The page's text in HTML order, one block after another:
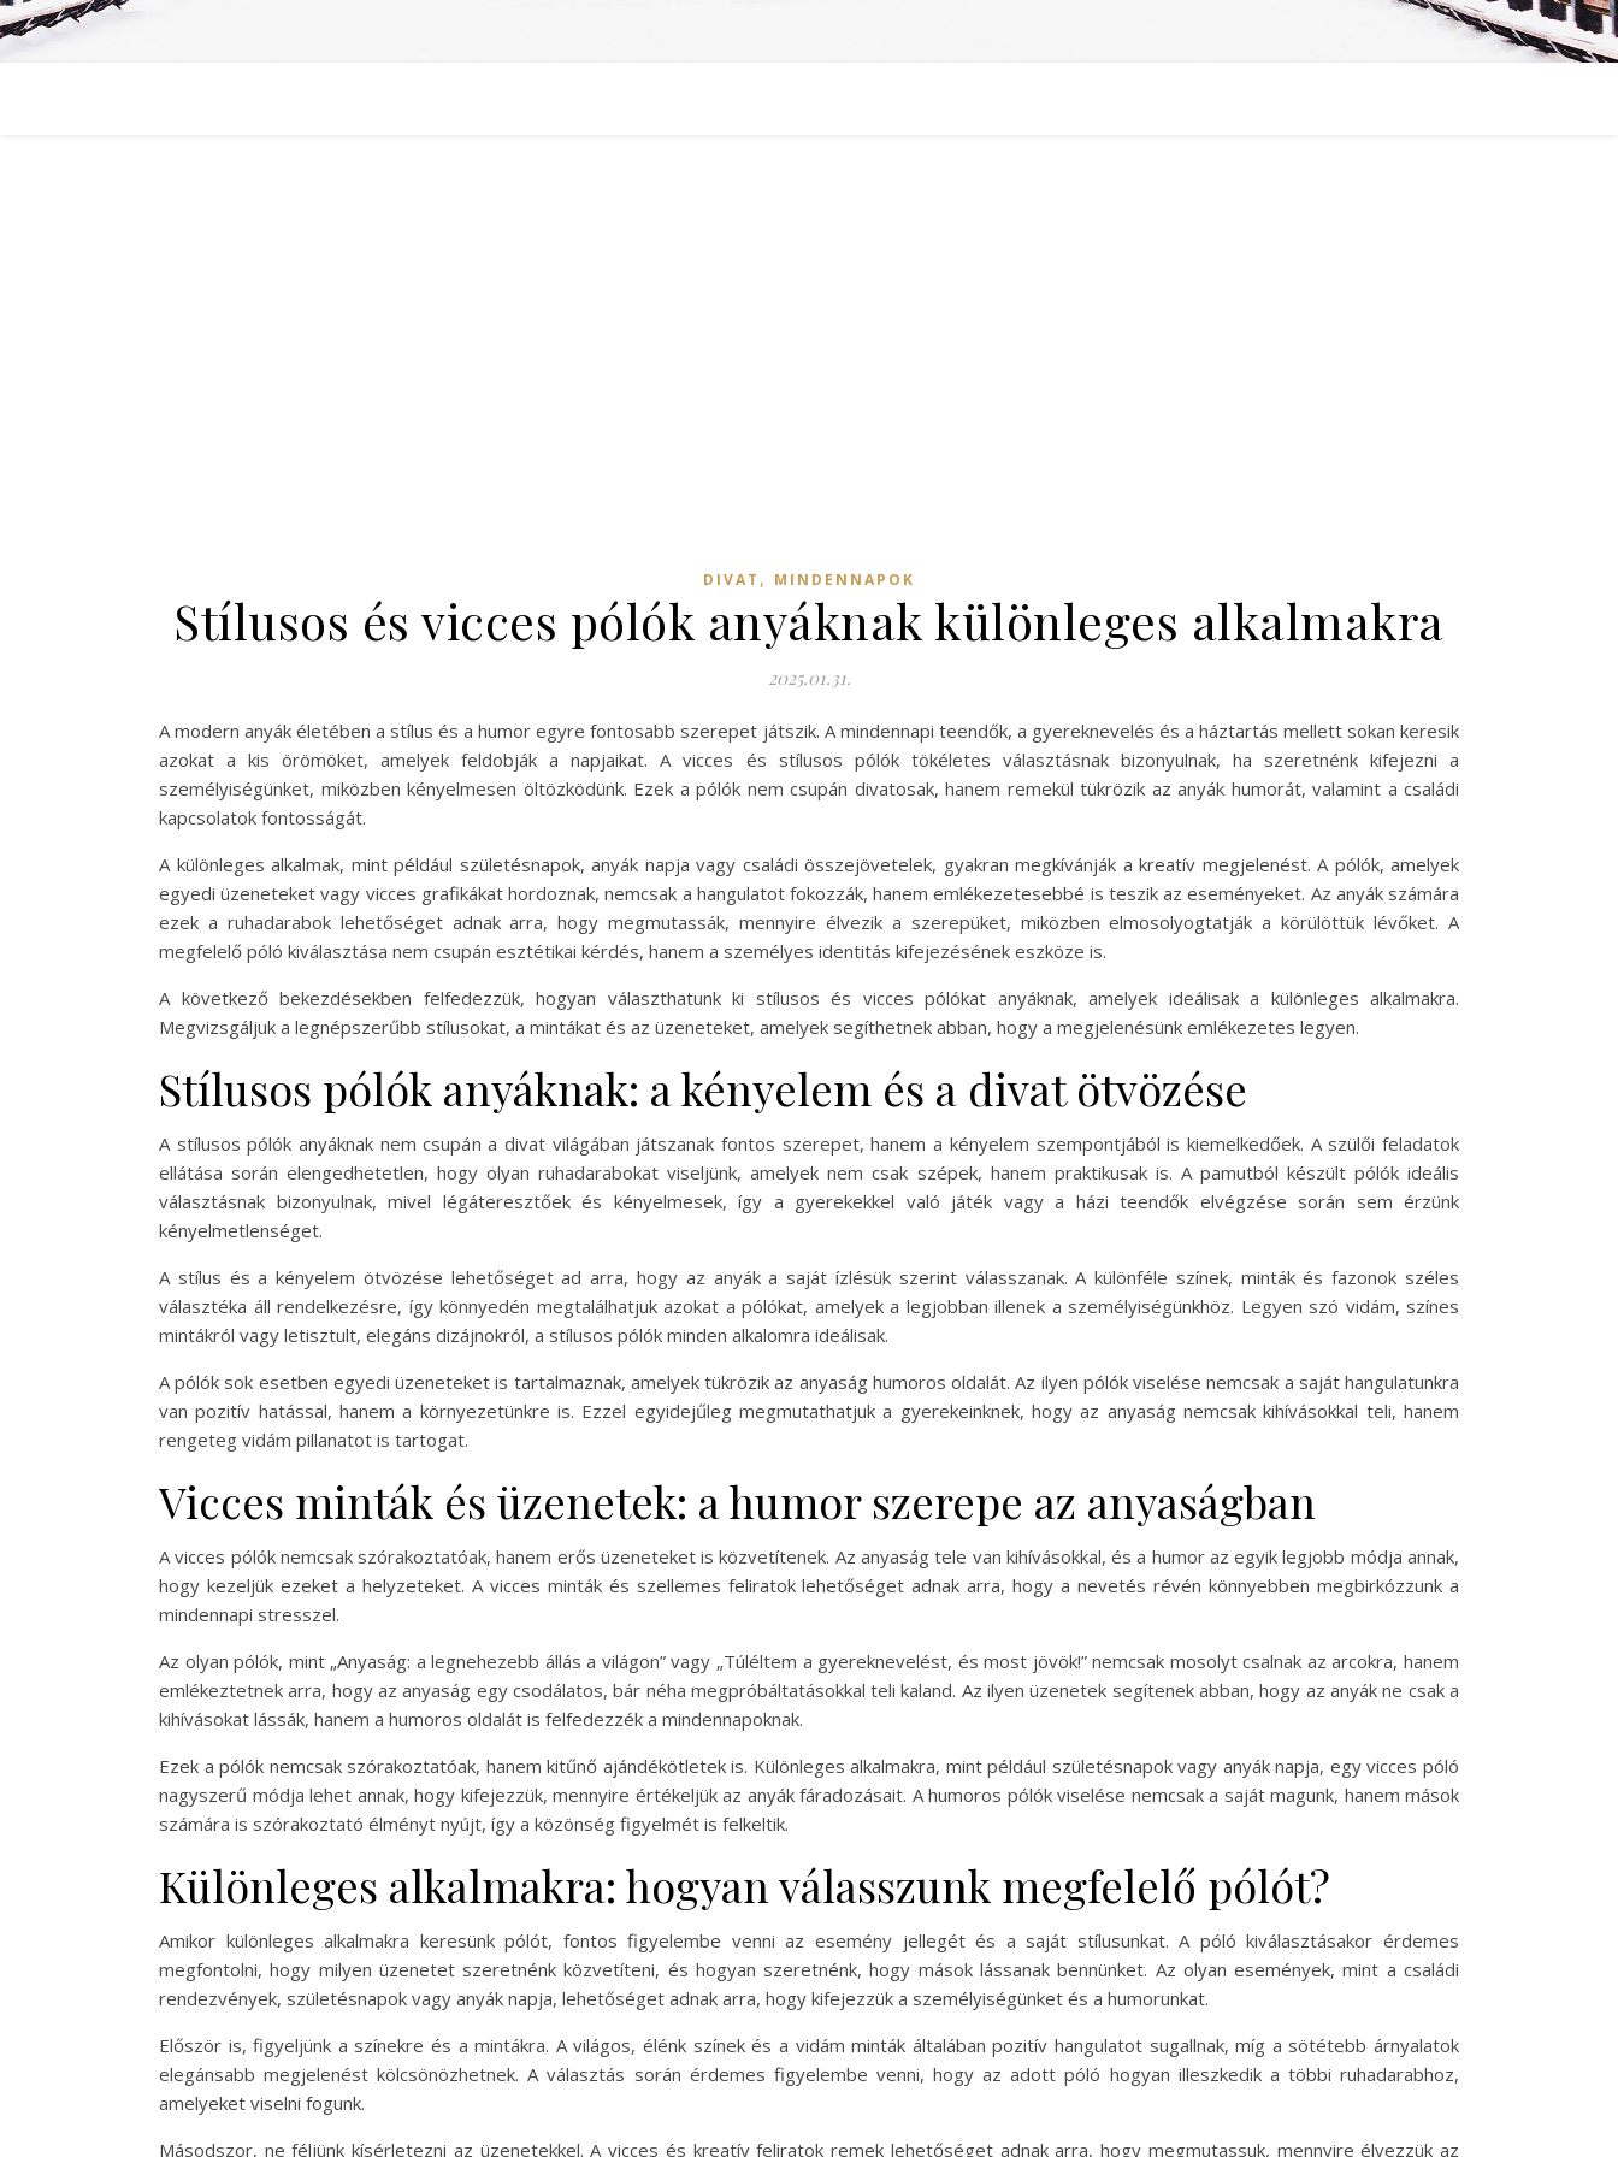
DIVAT , MINDENNAPOK
Stílusos és vicces pólók anyáknak különleges alkalmakra
2025.01.31.
A modern anyák életében a stílus és a humor egyre fontosabb szerepet játszik. A mindennapi teendők, a gyereknevelés és a háztartás mellett sokan keresik
azokat a kis örömöket, amelyek feldobják a napjaikat. A vicces és stílusos pólók tökéletes választásnak bizonyulnak, ha szeretnénk kifejezni a
személyiségünket, miközben kényelmesen öltözködünk. Ezek a pólók nem csupán divatosak, hanem remekül tükrözik az anyák humorát, valamint a családi
kapcsolatok fontosságát.
A különleges alkalmak, mint például születésnapok, anyák napja vagy családi összejövetelek, gyakran megkívánják a kreatív megjelenést. A pólók, amelyek
egyedi üzeneteket vagy vicces grafikákat hordoznak, nemcsak a hangulatot fokozzák, hanem emlékezetesebbé is teszik az eseményeket. Az anyák számára
ezek a ruhadarabok lehetőséget adnak arra, hogy megmutassák, mennyire élvezik a szerepüket, miközben elmosolyogtatják a körülöttük lévőket. A
megfelelő póló kiválasztása nem csupán esztétikai kérdés, hanem a személyes identitás kifejezésének eszköze is.
A következő bekezdésekben felfedezzük, hogyan választhatunk ki stílusos és vicces pólókat anyáknak, amelyek ideálisak a különleges alkalmakra.
Megvizsgáljuk a legnépszerűbb stílusokat, a mintákat és az üzeneteket, amelyek segíthetnek abban, hogy a megjelenésünk emlékezetes legyen.
Stílusos pólók anyáknak: a kényelem és a divat ötvözése
A stílusos pólók anyáknak nem csupán a divat világában játszanak fontos szerepet, hanem a kényelem szempontjából is kiemelkedőek. A szülői feladatok
ellátása során elengedhetetlen, hogy olyan ruhadarabokat viseljünk, amelyek nem csak szépek, hanem praktikusak is. A pamutból készült pólók ideális
választásnak bizonyulnak, mivel légáteresztőek és kényelmesek, így a gyerekekkel való játék vagy a házi teendők elvégzése során sem érzünk
kényelmetlenséget.
A stílus és a kényelem ötvözése lehetőséget ad arra, hogy az anyák a saját ízlésük szerint válasszanak. A különféle színek, minták és fazonok széles
választéka áll rendelkezésre, így könnyedén megtalálhatjuk azokat a pólókat, amelyek a legjobban illenek a személyiségünkhöz. Legyen szó vidám, színes
mintákról vagy letisztult, elegáns dizájnokról, a stílusos pólók minden alkalomra ideálisak.
A pólók sok esetben egyedi üzeneteket is tartalmaznak, amelyek tükrözik az anyaság humoros oldalát. Az ilyen pólók viselése nemcsak a saját hangulatunkra
van pozitív hatással, hanem a környezetünkre is. Ezzel egyidejűleg megmutathatjuk a gyerekeinknek, hogy az anyaság nemcsak kihívásokkal teli, hanem
rengeteg vidám pillanatot is tartogat.
Vicces minták és üzenetek: a humor szerepe az anyaságban
A vicces pólók nemcsak szórakoztatóak, hanem erős üzeneteket is közvetítenek. Az anyaság tele van kihívásokkal, és a humor az egyik legjobb módja annak,
hogy kezeljük ezeket a helyzeteket. A vicces minták és szellemes feliratok lehetőséget adnak arra, hogy a nevetés révén könnyebben megbirkózzunk a
mindennapi stresszel.
Az olyan pólók, mint „Anyaság: a legnehezebb állás a világon” vagy „Túléltem a gyereknevelést, és most jövök!” nemcsak mosolyt csalnak az arcokra, hanem
emlékeztetnek arra, hogy az anyaság egy csodálatos, bár néha megpróbáltatásokkal teli kaland. Az ilyen üzenetek segítenek abban, hogy az anyák ne csak a
kihívásokat lássák, hanem a humoros oldalát is felfedezzék a mindennapoknak.
Ezek a pólók nemcsak szórakoztatóak, hanem kitűnő ajándékötletek is. Különleges alkalmakra, mint például születésnapok vagy anyák napja, egy vicces póló
nagyszerű módja lehet annak, hogy kifejezzük, mennyire értékeljük az anyák fáradozásait. A humoros pólók viselése nemcsak a saját magunk, hanem mások
számára is szórakoztató élményt nyújt, így a közönség figyelmét is felkeltik.
Különleges alkalmakra: hogyan válasszunk megfelelő pólót?
Amikor különleges alkalmakra keresünk pólót, fontos figyelembe venni az esemény jellegét és a saját stílusunkat. A póló kiválasztásakor érdemes
megfontolni, hogy milyen üzenetet szeretnénk közvetíteni, és hogyan szeretnénk, hogy mások lássanak bennünket. Az olyan események, mint a családi
rendezvények, születésnapok vagy anyák napja, lehetőséget adnak arra, hogy kifejezzük a személyiségünket és a humorunkat.
Először is, figyeljünk a színekre és a mintákra. A világos, élénk színek és a vidám minták általában pozitív hangulatot sugallnak, míg a sötétebb árnyalatok
elegánsabb megjelenést kölcsönözhetnek. A választás során érdemes figyelembe venni, hogy az adott póló hogyan illeszkedik a többi ruhadarabhoz,
amelyeket viselni fogunk.
Másodszor, ne féljünk kísérletezni az üzenetekkel. A vicces és kreatív feliratok remek lehetőséget adnak arra, hogy megmutassuk, mennyire élvezzük az